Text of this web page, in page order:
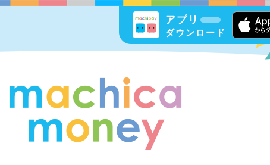
アプリ
ダウンロード